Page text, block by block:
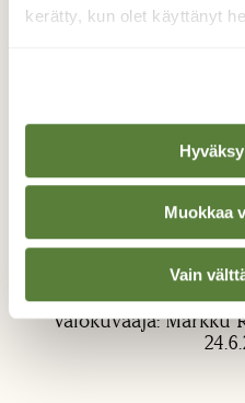
kerätty, kun olet käyttänyt
Muokkaa
Vain
Poikasiaan
tehtävä tällä
kun pölyttäjiä oli
Valokuvaaja: Markku